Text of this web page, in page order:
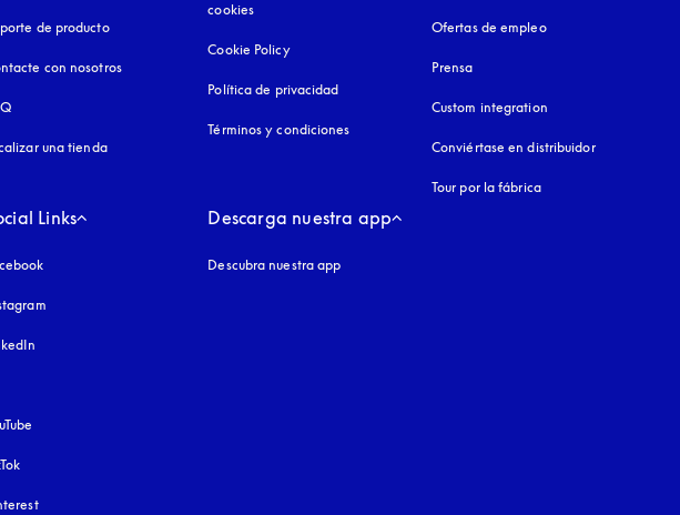
de producto
con nosotros
una tienda
cookies
Cookie Policyapertura en una pestaña nueva
Política de privacidad
Términos y condiciones
Ofertas de empleo
Prensa
Custom integration
Conviértase en distribuidor
Tour por la fábrica
Links Descarga nuestra app
Descubra nuestra app